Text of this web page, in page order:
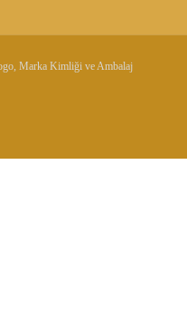
Marka Kimliği ve Ambalaj